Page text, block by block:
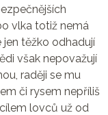
vlka totiž nemá
jen těžko odhadují
však nepovažují
raději se mu
či rysem nepříliš
lovců už od